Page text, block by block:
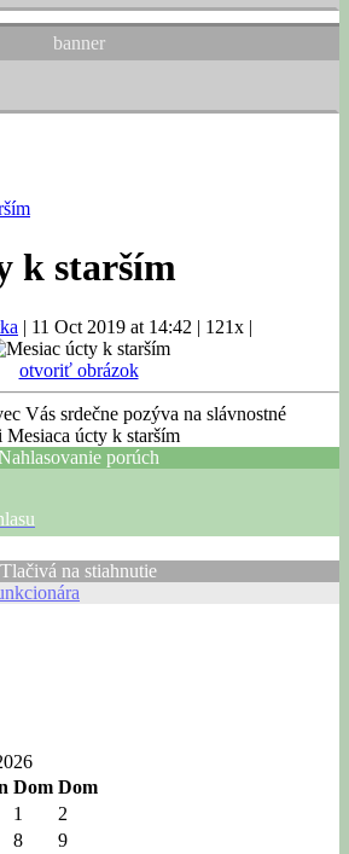
banner
k starším
| 11 Oct 2019 at 14:42 | 121x |
otvoriť obrázok
Vás srdečne pozýva na slávnostné
úcty k starším
porúch
Tlačivá na stiahnutie
Dom Dom
1
2
8
9